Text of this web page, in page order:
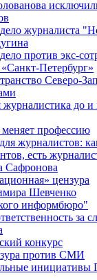
журналиста
против экс-
«Санкт-Петербург»
Северо-
журналистика до и
профессию
журналистов:
есть
Сафронова
цензура
Шевченко
информбюро"
за
конкурс
против СМИ
инициативы